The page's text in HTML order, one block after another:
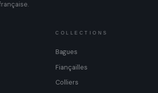
COLLECTIONS
Bagues
Fiançailles
Colliers